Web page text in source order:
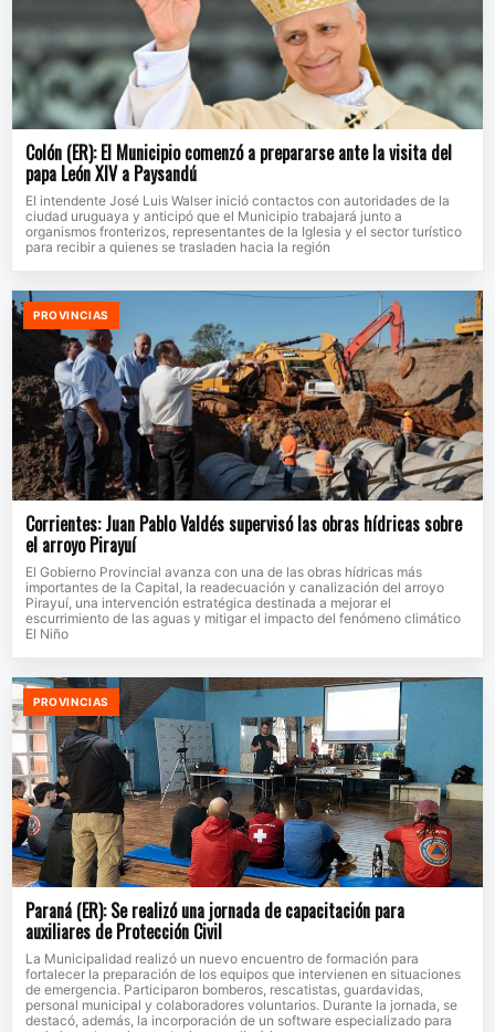
Colón (ER): El Municipio comenzó a prepararse ante la visita del
papa León XIV a Paysandú
El intendente José Luis Walser inició contactos con autoridades de la
ciudad uruguaya y anticipó que el Municipio trabajará junto a
organismos fronterizos, representantes de la Iglesia y el sector turístico
para recibir a quienes se trasladen hacia la región
PROVINCIAS
Corrientes: Juan Pablo Valdés supervisó las obras hídricas sobre
el arroyo Pirayuí
El Gobierno Provincial avanza con una de las obras hídricas más
importantes de la Capital, la readecuación y canalización del arroyo
Pirayuí, una intervención estratégica destinada a mejorar el
escurrimiento de las aguas y mitigar el impacto del fenómeno climático
El Niño
PROVINCIAS
Paraná (ER): Se realizó una jornada de capacitación para
auxiliares de Protección Civil
La Municipalidad realizó un nuevo encuentro de formación para
fortalecer la preparación de los equipos que intervienen en situaciones
de emergencia. Participaron bomberos, rescatistas, guardavidas,
personal municipal y colaboradores voluntarios. Durante la jornada, se
destacó, además, la incorporación de un software especializado para